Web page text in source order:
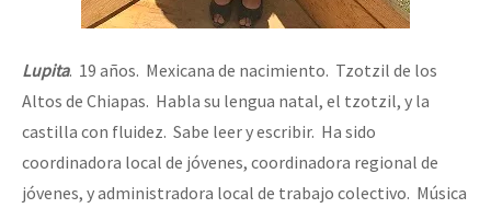
Lupita. 19 años. Mexicana de nacimiento. Tzotzil de los
Altos de Chiapas. Habla su lengua natal, el tzotzil, y la
castilla con fluidez. Sabe leer y escribir. Ha sido
coordinadora local de jóvenes, coordinadora regional de
jóvenes, y administradora local de trabajo colectivo. Música